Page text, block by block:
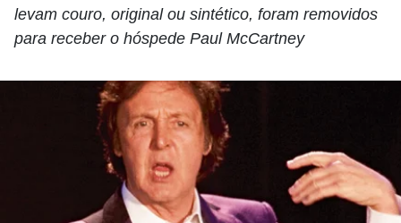
levam couro, original ou sintético, foram removidos
para receber o hóspede Paul McCartney